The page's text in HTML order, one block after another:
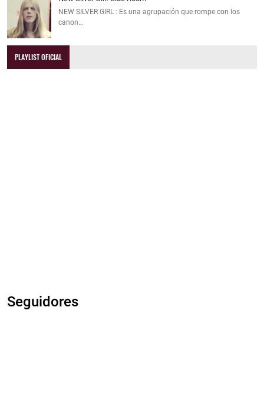
NEW SILVER GIRL : Es una agrupación que rompe con los
canon…
PLAYLIST OFICIAL
Seguidores